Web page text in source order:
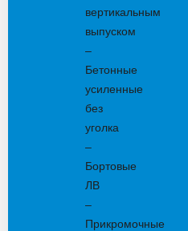
вертикальным
выпуском
–
Бетонные
усиленные
без
уголка
–
Бортовые
ЛВ
–
Прикромочные